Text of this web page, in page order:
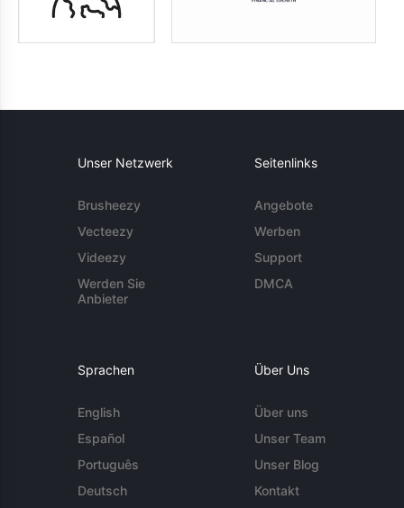
Unser Netzwerk
Brusheezy
Vecteezy
Videezy
Werden Sie
Anbieter
Seitenlinks
Angebote
Werben
Support
DMCA
Sprachen
English
Español
Português
Deutsch
Über Uns
Über uns
Unser Team
Unser Blog
Kontakt